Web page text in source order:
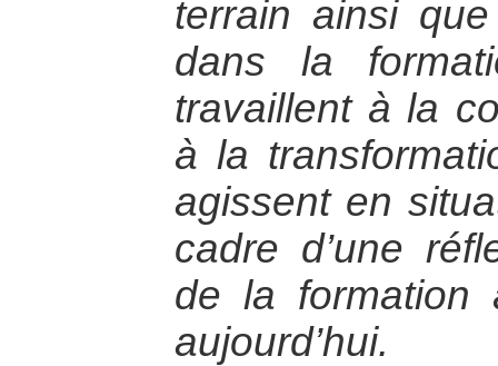
terrain ainsi
dans la
travaillent à la
à la
agissent en
cadre d’une
de la
aujourd’hui.